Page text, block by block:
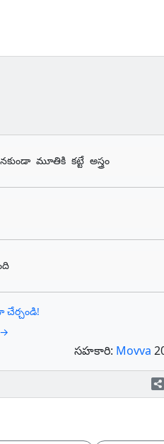
మూతికి కట్టే అస్త్రం
చేర్చండి!
సహకారి: Movva